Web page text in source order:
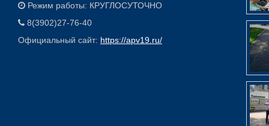
Режим работы: КРУГЛОСУТОЧНО
8(3902)27-76-40
Официальный сайт: https://apv19.ru/